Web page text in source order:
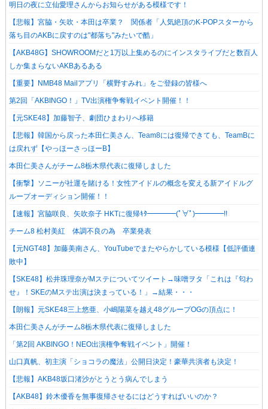
明日の夜に立仙愛理さんからお知らせがある模様です！
【悲報】宮脇・矢吹・本田は卒業？ 関係者「人気絶頂のK-POPスターから
落ち目のAKBに戻すのは"都落ち"みたいで酷」
【AKB48G】SHOWROOMだと1万以上集めるのにインスタライブだと数百人
しか集まらないAKBあるある
【重要】NMB48 Mailアプリ「横野すみれ」をご登録の皆様へ
第2回「AKBINGO！」TV出演権争奪戦イベント開催！！
【元SKE48】加藤智子、劇団ひまわりへ移籍
【悲報】韓国から戻った本田仁美さん、Team8には復帰できても、TeamBに
は戻れず【やっほーさっほーB】
本田仁美さんがチーム8栃木県代表に復帰しました
【衝撃】ソニーが社運を賭ける！女性アイドルの概念を変える新アイドルグ
ループオーディション開催！！
【速報】宮脇咲良、矢吹奈子 HKTに復帰ｷﾀ━━━━(ﾟ∀ﾟ)━━━━!!
チーム8 松村美紅 体調不良の為 卒業発表
【元NGT48】加藤美南さん、YouTubeでまたやらかしている模様【低評価連
敗中】
【SKE48】松井珠理奈がMステについてツイート→味噌ヲタ「これは『匂わ
せ』！SKEのMステ出演は決まっている！」→結果・・・
【朗報】元SKE48三上悠亜、小嶋陽菜を越え48グループOGの頂点に！
本田仁美さんがチーム8栃木県代表に復帰しました
「第2回 AKBINGO！NEO出演権争奪戦イベント」開催！
山口真帆、初主演「ショコラの魔法」公開日決定！豪華共演者も決定！
【悲報】AKB48坂口渚沙がとうとう病んでしまう
【AKB48】鈴木優香を無事復帰させるにはどうすればいいのか？